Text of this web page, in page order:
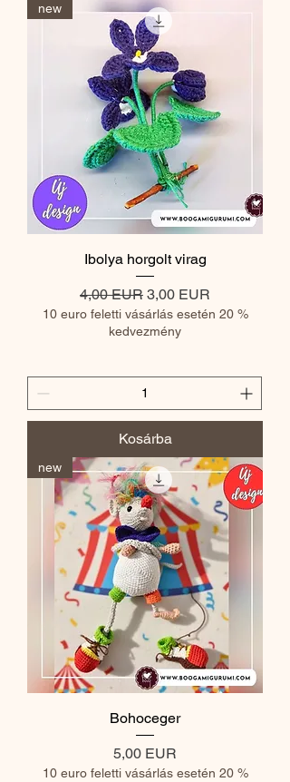
new
Ibolya horgolt virag
Szokásos ár
4,00 EUR Akciós ár
3,00 EUR
10 euro feletti vásárlás esetén 20 %
kedvezmény
Kosárba
new
Bohoceger
Ár
5,00 EUR
10 euro feletti vásárlás esetén 20 %